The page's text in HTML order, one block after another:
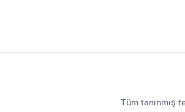
Tüm tanınmış